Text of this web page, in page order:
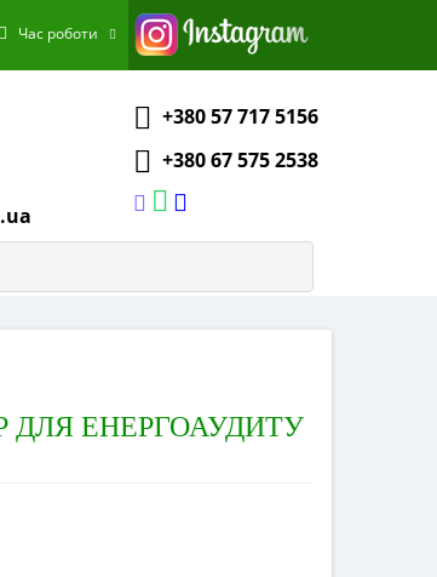
Час роботи
+380 57 717 5156
+380 67 575 2538
ДЛЯ ЕНЕРГОАУДИТУ